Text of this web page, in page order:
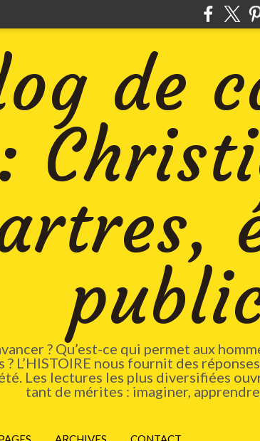
de
:
? Qu’est-ce qui permet aux
L’HISTOIRE nous fournit des
Les lectures les plus diversifiées
tant de mérites : imaginer,